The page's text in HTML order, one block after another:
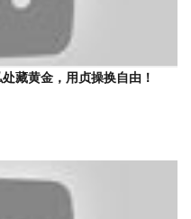
藏黄金，用贞操换自由！